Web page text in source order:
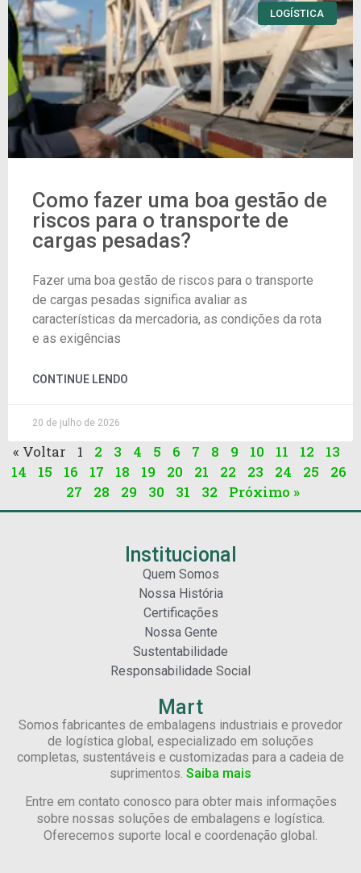
LOGÍSTICA
Como fazer uma boa gestão de
riscos para o transporte de
cargas pesadas?
Fazer uma boa gestão de riscos para o transporte
de cargas pesadas significa avaliar as
características da mercadoria, as condições da rota
e as exigências
CONTINUE LENDO
20 de julho de 2026
« Voltar 1 2 3 4 5 6 7 8 9 10 11 12
13
14
15 16 17 18 19 20 21 22 23 24 25
26
27
28 29 30 31 32 Próximo »
Institucional
Quem Somos
Nossa História
Certificações
Nossa Gente
Sustentabilidade
Responsabilidade Social
Mart
Somos fabricantes de embalagens industriais e provedor
de logística global, especializado em soluções
completas, sustentáveis e customizadas para a cadeia de
suprimentos. Saiba mais
Entre em contato conosco para obter mais informações
sobre nossas soluções de embalagens e logística.
Oferecemos suporte local e coordenação global.